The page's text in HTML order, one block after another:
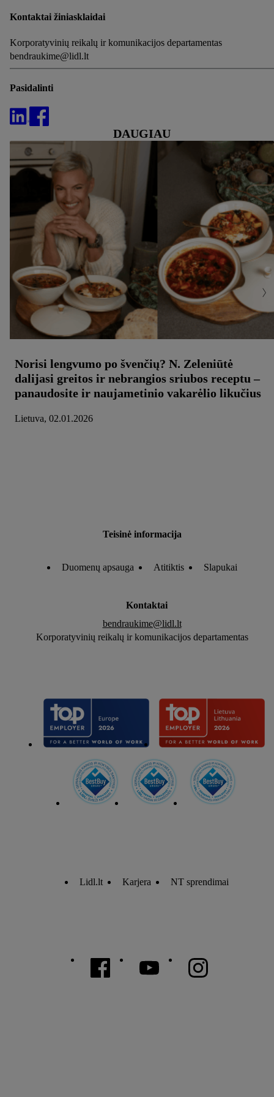
Kontaktai žiniasklaidai
Korporatyvinių reikalų ir komunikacijos departamentas
bendraukime@lidl.lt
Pasidalinti
DAUGIAU
Norisi lengvumo po švenčių? N. Zeleniūtė
dalijasi greitos ir nebrangios sriubos receptu –
panaudosite ir naujametinio vakarėlio likučius
Lietuva, 02.01.2026
Teisinė informacija
Duomenų apsauga Atitiktis Slapukai
Kontaktai
bendraukime@lidl.lt
Korporatyvinių reikalų ir komunikacijos departamentas
Lidl.lt Karjera NT sprendimai